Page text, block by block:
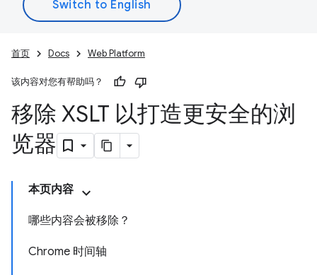
首页 Docs Web Platform
该内容对您有帮助吗？
移除 XSLT 以打造更安全的浏
览器
本页内容
哪些内容会被移除？
Chrome 时间轴